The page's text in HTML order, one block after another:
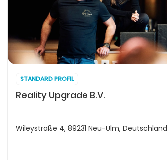
STANDARD PROFIL
Reality Upgrade B.V.
Wileystraße 4, 89231 Neu-Ulm, Deutschland